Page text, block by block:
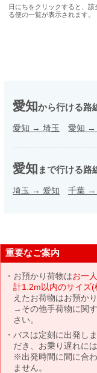
日にちをクリックすると、該
る便の一覧が表示されます。
愛知から行ける路
愛知 → 埼玉 愛知 →
愛知 まで行ける路
埼玉 → 愛知 千葉 →
重要なご案内
お預かり荷物はお一
計1.2m以内のサイズ(
えたお荷物はお預か
→その他手荷物に関
さい。
バスは定刻に出発し
だき、お乗り遅れに
※出発時間に間に合
ません。